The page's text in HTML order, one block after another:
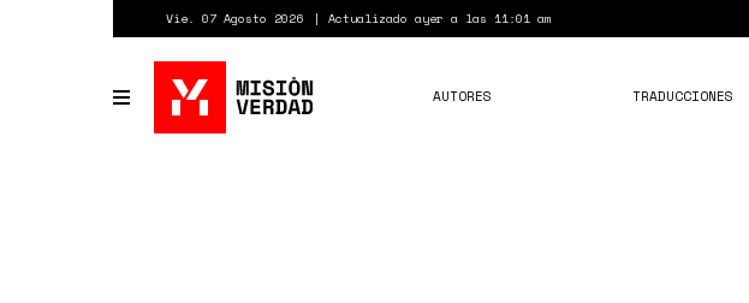
Vie. 07 Agosto 2026 Actualizado ayer a las 11:01 am
Toggle
navigation
AUTORES TRADUCCIONES